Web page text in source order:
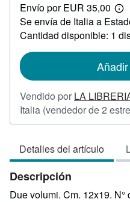
70,00
Envío por EUR 35,00
Más
las
Se envía de Italia a
Cantidad disponible: 1
Vendido por LA
Italia (vendedor de 2
Detalles del artículo
Descripción
Due volumi. Cm. 12x19. N°